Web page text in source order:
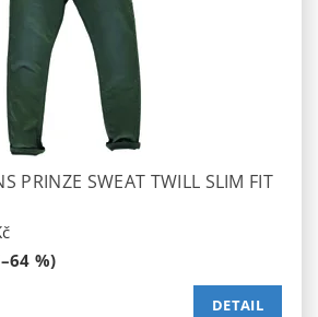
PRINZE SWEAT TWILL SLIM FIT
%)
DETAIL